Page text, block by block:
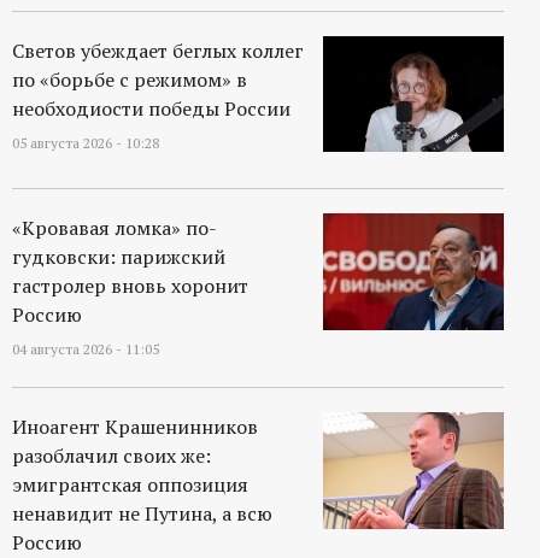
а
л
Светов убеждает беглых коллег
по «борьбе с режимом» в
необходиости победы России
05 августа 2026 - 10:28
«Кровавая ломка» по-
гудковски: парижский
гастролер вновь хоронит
Россию
04 августа 2026 - 11:05
Иноагент Крашенинников
разоблачил своих же:
эмигрантская оппозиция
ненавидит не Путина, а всю
Россию